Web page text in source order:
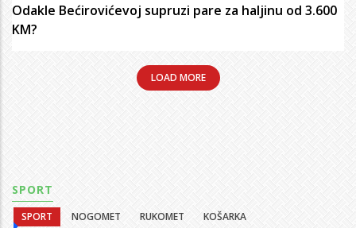
Odakle Bećirovićevoj supruzi pare za haljinu od 3.600
KM?
LOAD MORE
SPORT
SPORT NOGOMET RUKOMET
KOŠARKA